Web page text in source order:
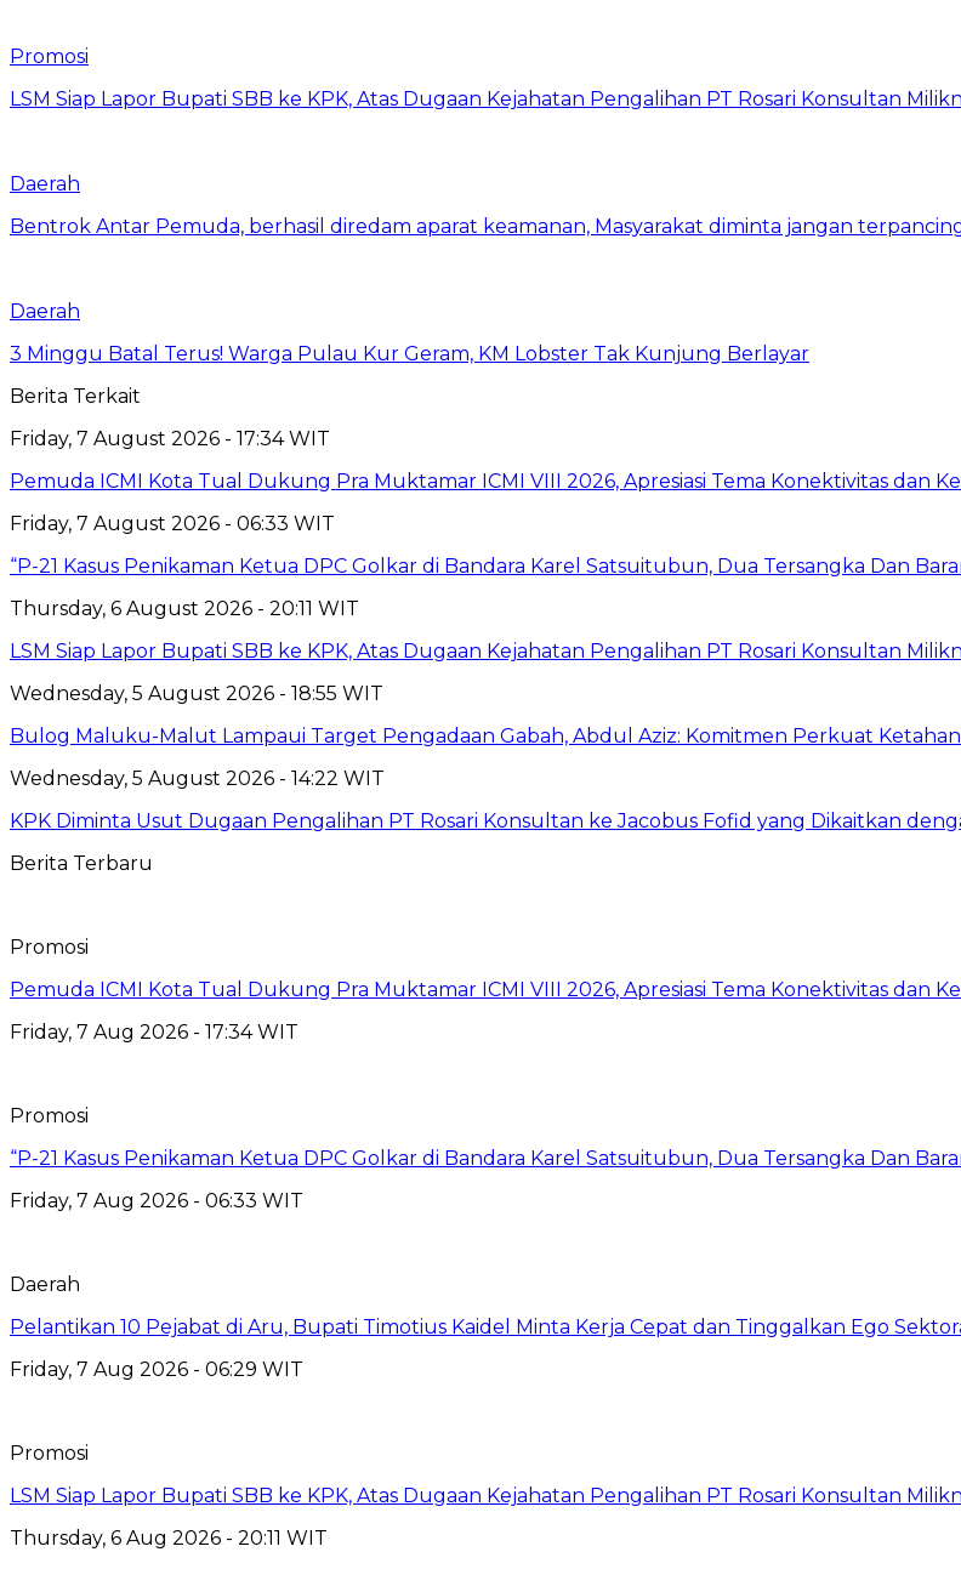
Promosi
LSM Siap Lapor Bupati SBB ke KPK, Atas Dugaan Kejahatan Pengalihan PT Rosari Konsultan
Daerah
Bentrok Antar Pemuda, berhasil diredam aparat keamanan, Masyarakat diminta jangan
Daerah
3 Minggu Batal Terus! Warga Pulau Kur Geram, KM Lobster Tak Kunjung Berlayar
Berita Terkait
Friday, 7 August 2026 - 17:34 WIT
Pemuda ICMI Kota Tual Dukung Pra Muktamar ICMI VIII 2026, Apresiasi Tema Konektivitas dan
Friday, 7 August 2026 - 06:33 WIT
“P-21 Kasus Penikaman Ketua DPC Golkar di Bandara Karel Satsuitubun, Dua Tersangka Dan
Thursday, 6 August 2026 - 20:11 WIT
LSM Siap Lapor Bupati SBB ke KPK, Atas Dugaan Kejahatan Pengalihan PT Rosari Konsultan
Wednesday, 5 August 2026 - 18:55 WIT
Bulog Maluku-Malut Lampaui Target Pengadaan Gabah, Abdul Aziz: Komitmen Perkuat
Wednesday, 5 August 2026 - 14:22 WIT
KPK Diminta Usut Dugaan Pengalihan PT Rosari Konsultan ke Jacobus Fofid yang Dikaitkan
Berita Terbaru
Promosi
Pemuda ICMI Kota Tual Dukung Pra Muktamar ICMI VIII 2026, Apresiasi Tema Konektivitas dan
Friday, 7 Aug 2026 - 17:34 WIT
Promosi
“P-21 Kasus Penikaman Ketua DPC Golkar di Bandara Karel Satsuitubun, Dua Tersangka Dan
Friday, 7 Aug 2026 - 06:33 WIT
Daerah
Pelantikan 10 Pejabat di Aru, Bupati Timotius Kaidel Minta Kerja Cepat dan Tinggalkan Ego
Friday, 7 Aug 2026 - 06:29 WIT
Promosi
LSM Siap Lapor Bupati SBB ke KPK, Atas Dugaan Kejahatan Pengalihan PT Rosari Konsultan
Thursday, 6 Aug 2026 - 20:11 WIT